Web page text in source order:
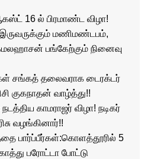
16 ல் பிரமாண்ட விழா!
இருவருக்கும் மணிமண்டபம்,
பங்கேற்கும் நினைவு
சங்கத் தலைவராக டைரக்டர்
குகநாதன் வாழ்த்து!!
காமராஜர் விழா! நடிகர்
வழங்கினார்!!
பார்ப்பீர்கள்:கொளத்தூரில் 5
பரோட்டா போட்டு